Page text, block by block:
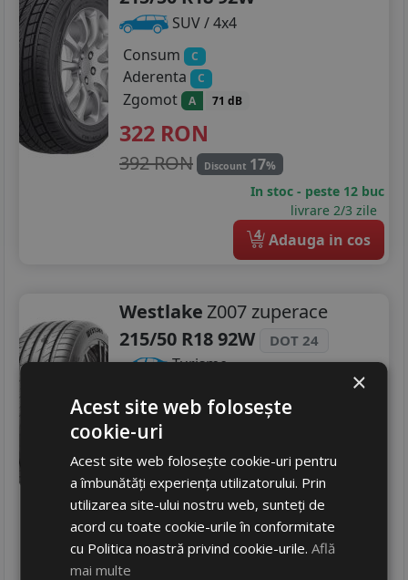
SUV / 4x4
Consum
C
Aderenta C
Zgomot A 71 dB
322 RON
392 RON Discount 17%
In stoc - peste 12 buc
livrare 2/3 zile
4 Adauga in cos
WestlakeZ007 zuperace
215/50 R18 92W
DOT 24
Turisme
Consum
C
Aderenta
Zgomot
391RON
429 RON Discount8%
Ultima bucata!
livrare 2/3 zile
×
Acest site web folosește
cookie-uri
Acest site web folosește cookie-uri pentru
a îmbunătăți experiența utilizatorului. Prin
utilizarea site-ului nostru web, sunteți de
acord cu toate cookie-urile în conformitate
cu Politica noastră privind cookie-urile.Află
mai multe